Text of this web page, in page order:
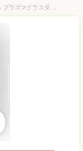
【先着順!最大2500円OFF】エアコン 6畳 工事費込み プラズマクラスター搭載 シャープ AY-T22DH-W 冷房 暖房 除湿 空気清浄 花粉対策 省エネ 静音 工事保証3年 楽天リフォーム認定 型落ち 工事費込 6帖 標準取付 設置 クーラー 節電 コンパクト 標準工事 壁掛け 取り付け 評判